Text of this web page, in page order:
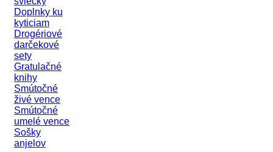
Doplnky ku
kyticiam
Drogériové
darčekové
sety
Gratulačné
knihy
Smútočné
živé vence
Smútočné
umelé vence
Sošky
anjelov